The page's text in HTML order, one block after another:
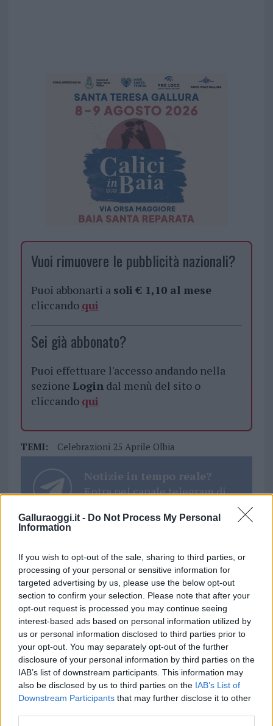
Galluraoggi.it - Do Not Process My Personal
Information
If you wish to opt-out of the sale, sharing to third parties, or
processing of your personal or sensitive information for
targeted advertising by us, please use the below opt-out
section to confirm your selection. Please note that after your
opt-out request is processed you may continue seeing
interest-based ads based on personal information utilized by
us or personal information disclosed to third parties prior to
your opt-out. You may separately opt-out of the further
disclosure of your personal information by third parties on the
IAB’s list of downstream participants. This information may
also be disclosed by us to third parties on the IAB’s List of
Downstream Participants that may further disclose it to other
Vuoi rimuovere le pubblicità nazionali?
Puoi abbonarti a soli € 1,10 al mese
cliccando qui
Sei già abbonato?
Puoi effettuare l'accesso andando nella
sezione Login dal menù del sito o
cliccando qui
TEMI: Celebrazioni 25 Aprile Olbia
Notizie in tempo reale?
Entra nel canale telegram di
Inviaci le tue segnalazioni,
i tuoi video e le tue foto
Su WhatsApp al numero +39
345 356 7512
Ricevi le nostre ultime news
daGoogle News